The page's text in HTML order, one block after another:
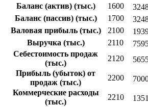
Баланс (актив) (тыс.)
1600
Баланс (пассив) (тыс.)
1700
Валовая прибыль (тыс.)
2100
Выручка (тыс.)
2110
Себестоимость продаж
(тыс.)
2120
Прибыль (убыток) от
продаж (тыс.)
2200
Коммерческие расходы
(тыс.)
2210